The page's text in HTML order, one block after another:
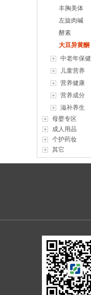
丰胸美体
左旋肉碱
酵素
大豆异黄酮
中老年保健
儿童营养
营养健康
营养成分
滋补养生
母婴专区
成人用品
个护药妆
其它